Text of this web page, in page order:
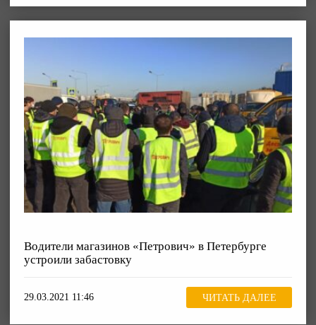
Водители магазинов «Петрович» в Петербурге
устроили забастовку
29.03.2021 11:46 ЧИТАТЬ ДАЛЕЕ